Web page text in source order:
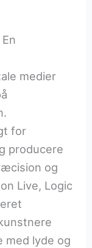
medier
for
producere
og
Live, Logic
med lyde og